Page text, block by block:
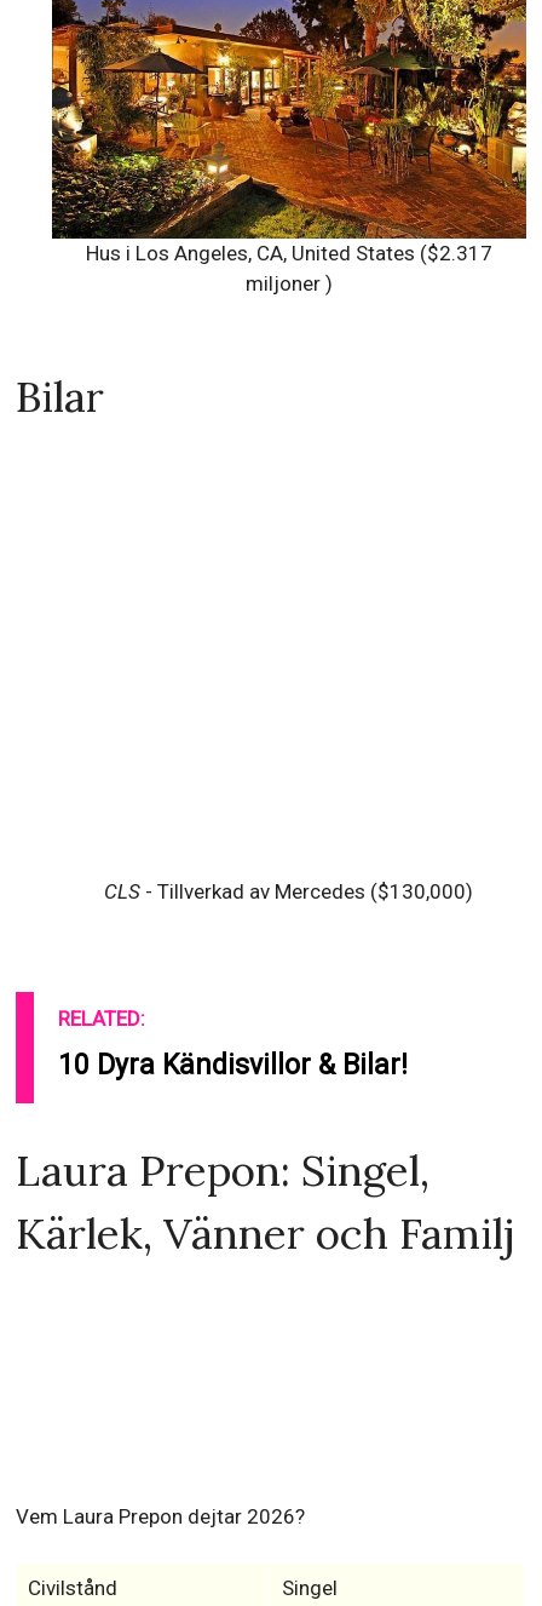
Hus i Los Angeles, CA, United States ($2.317
miljoner )
Bilar
RELATED:
10 Dyra Kändisvillor & Bilar!